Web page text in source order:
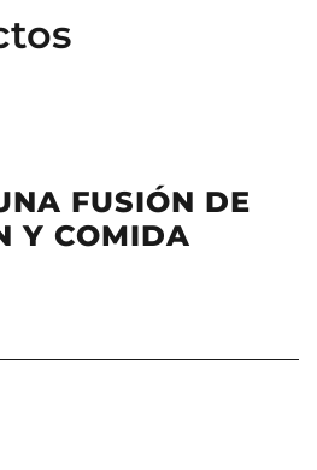
FUSIÓN DE
Y COMIDA